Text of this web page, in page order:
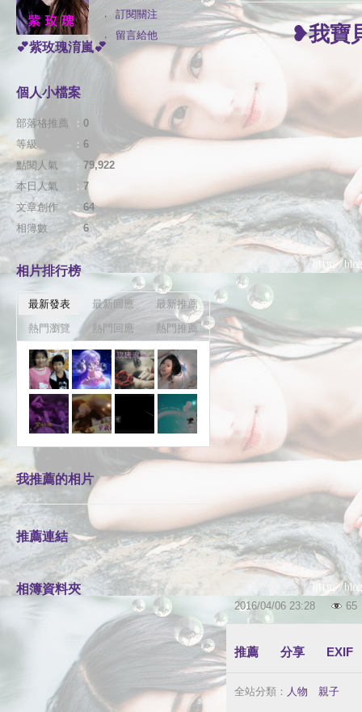
❥我寶
2016/04/06 23:28 65
推薦 分享 EXIF
全站分類： 人物 親子
訂閱關注
留言給他
💕紫玫瑰淯嵐💕
個人小檔案
部落格推薦 ： 0
等級
： 6
點閱人氣
： 79,922
本日人氣
：7
文章創作
： 64
相簿數
：6
相片排行榜
最新發表 最新回應
最新推薦
熱門瀏覽
熱門回應 熱門推薦
我推薦的相片
推薦連結
相簿資料夾